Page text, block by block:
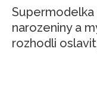
Supermodelka
narozeniny a
rozhodli